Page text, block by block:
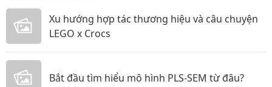
Xu hướng hợp tác thương hiệu và câu chuyện
LEGO x Crocs
Bắt đầu tìm hiểu mô hình PLS-SEM từ đâu?